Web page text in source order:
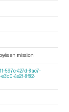
an II (14 février au 2 mars
en mission
597c-427d-8ac7-
4e21-8f82-